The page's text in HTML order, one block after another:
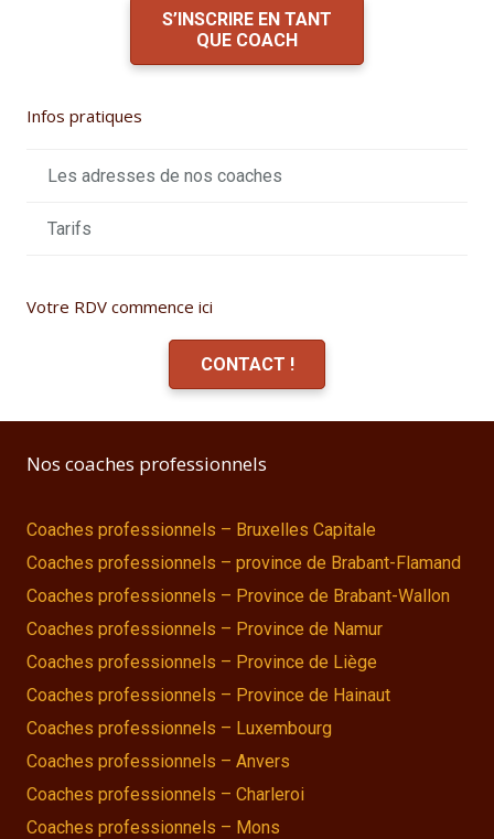
S’INSCRIRE EN TANT
QUE COACH
Infos pratiques
Les adresses de nos coaches
Tarifs
Votre RDV commence ici
CONTACT !
Nos coaches professionnels
Coaches professionnels – Bruxelles Capitale
Coaches professionnels – province de Brabant-Flamand
Coaches professionnels – Province de Brabant-Wallon
Coaches professionnels – Province de Namur
Coaches professionnels – Province de Liège
Coaches professionnels – Province de Hainaut
Coaches professionnels – Luxembourg
Coaches professionnels – Anvers
Coaches professionnels – Charleroi
Coaches professionnels – Mons